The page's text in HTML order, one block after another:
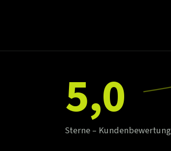
5,0
Sterne – Kundenbewertung